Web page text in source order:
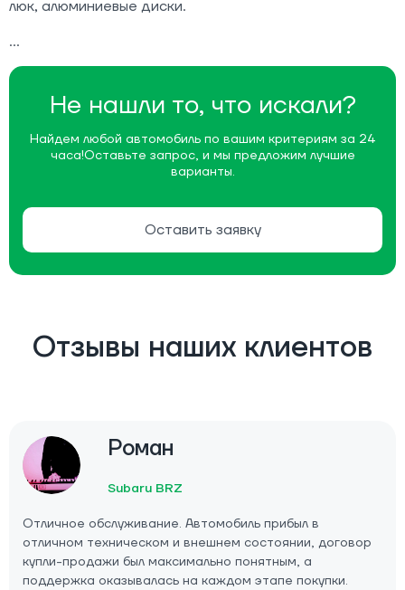
Не нашли то, что искали?
Найдем любой автомобиль по вашим критериям за 24
часа!Оставьте запрос, и мы предложим лучшие
варианты.
Оставить заявку
люк, алюминиевые диски.
Отзывы наших клиентов
Роман
Subaru BRZ
Отличное обслуживание. Автомобиль прибыл в
отличном техническом и внешнем состоянии, договор
купли-продажи был максимально понятным, а
поддержка оказывалась на каждом этапе покупки.